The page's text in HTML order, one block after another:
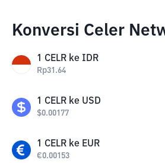
Konversi Celer
1 CELR ke IDR
Rp31.64
1 CELR ke USD
$0.00177
1 CELR ke EUR
€0.00153